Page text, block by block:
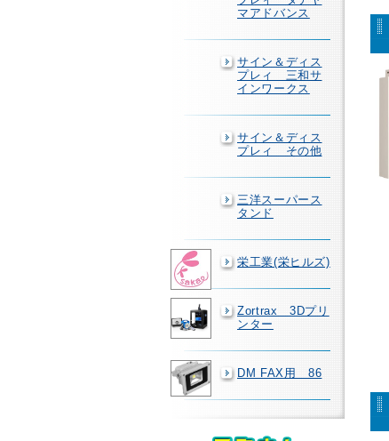
マアドバンス
サイン＆ディス
プレィ 三和サ
インワークス
サイン＆ディス
プレィ その他
三洋スーパース
タンド
栄工業(栄ヒルズ)
Zortrax 3Dプリ
ンター
DM FAX用 86